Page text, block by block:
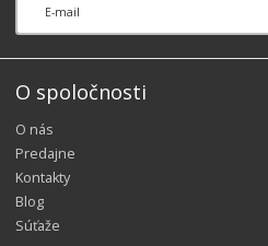
O spoločnosti
O nás
Predajne
Kontakty
Blog
Súťaže